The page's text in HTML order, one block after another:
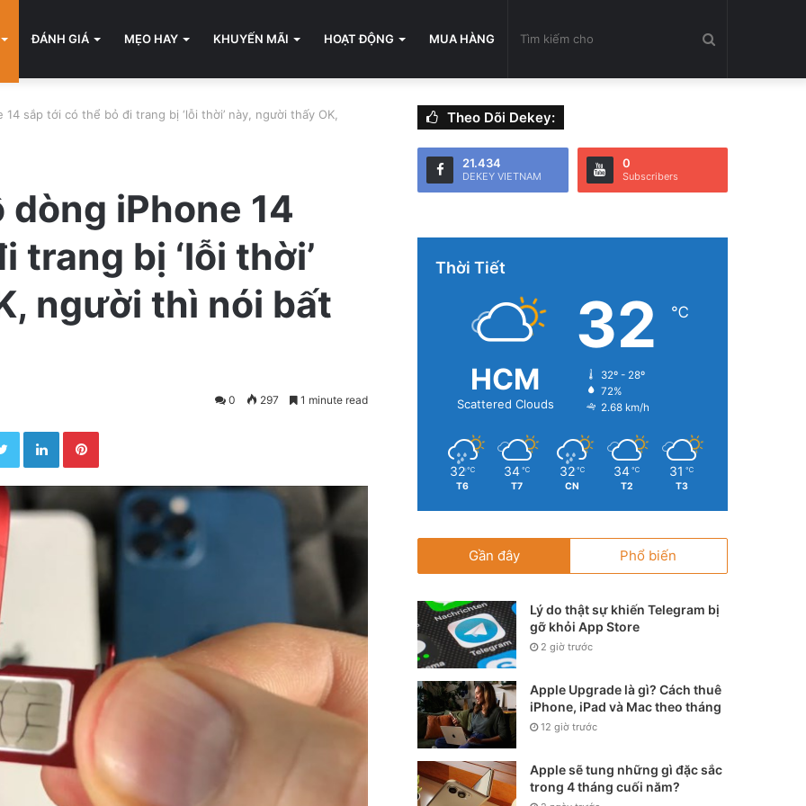
ĐÁNH GIÁ MẸO HAY KHUYẾN MÃI HOẠT ĐỘNG MUA HÀNG
cho
sắp tới có thể bỏ đi trang bị ‘lỗi thời’ này, người thấy OK,
iPhone 14
trang bị ‘lỗi thời’
người thì nói bất
0 297 1 minute read
Twitter LinkedIn
Theo Dõi Dekey:
21.434
DEKEY VIETNAM
0
Subscribers
Thời Tiết
HCM
Scattered Clouds
32 ℃
32º - 28º
72%
2.68 km/h
32 ℃
T6
34 ℃
T7
32 ℃
CN
34 ℃
T2
31 ℃
T3
Gần đây Phổ biến
Lý do thật sự khiến Telegram bị
gỡ khỏi App Store
2 giờ trước
Apple Upgrade là gì? Cách thuê
iPhone, iPad và Mac theo tháng
12 giờ trước
Apple sẽ tung những gì đặc sắc
trong 4 tháng cuối năm?